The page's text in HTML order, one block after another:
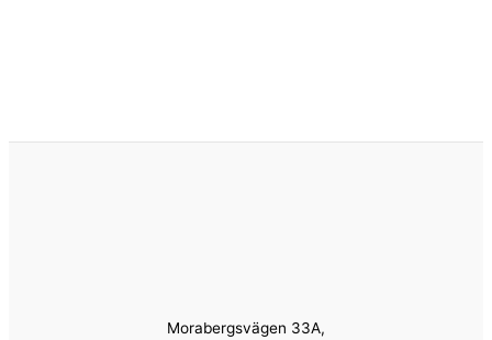
Morabergsvägen 33A,